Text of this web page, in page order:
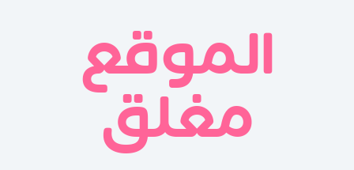
الموقع
مغلق